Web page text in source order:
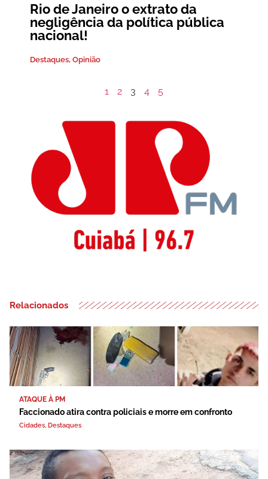
Rio de Janeiro o extrato da
negligência da política pública
nacional!
Destaques, Opinião
1 2 3 4 5
Relacionados
ATAQUE À PM
Faccionado atira contra policiais e morre em confronto
Cidades, Destaques